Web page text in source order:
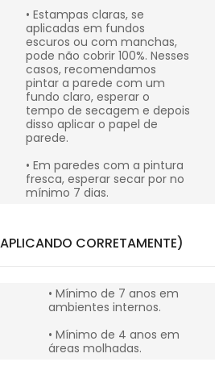
• Estampas claras, se
aplicadas em fundos
escuros ou com manchas,
pode não cobrir 100%. Nesses
casos, recomendamos
pintar a parede com um
fundo claro, esperar o
tempo de secagem e depois
disso aplicar o papel de
parede.
• Em paredes com a pintura
fresca, esperar secar por no
mínimo 7 dias.
CORRETAMENTE)
• Mínimo de 7 anos em
ambientes internos.
• Mínimo de 4 anos em
áreas molhadas.